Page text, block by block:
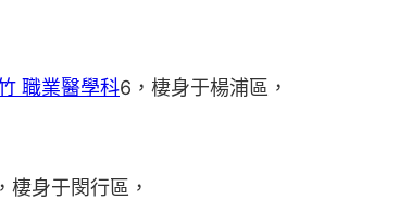
職業醫學科6，棲身于楊浦區，
身于閔行區，